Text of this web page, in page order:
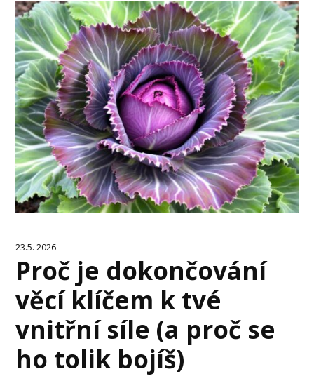
23.5. 2026
Proč je dokončování
věcí klíčem k tvé
vnitřní síle (a proč se
ho tolik bojíš)